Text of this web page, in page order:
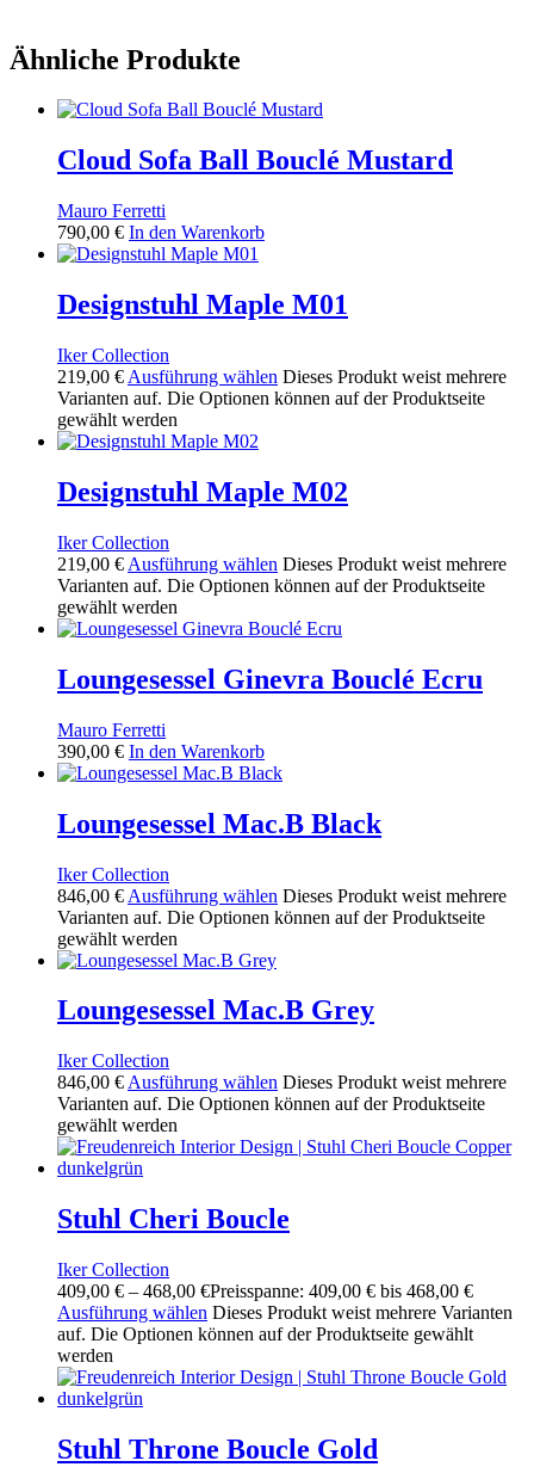
Ähnliche Produkte
Cloud Sofa Ball Bouclé Mustard
Mauro Ferretti
790,00 € In den Warenkorb
Designstuhl Maple M01
Iker Collection
219,00 € Ausführung wählen Dieses Produkt weist mehrere
Varianten auf. Die Optionen können auf der Produktseite
gewählt werden
Designstuhl Maple M02
Iker Collection
219,00 € Ausführung wählen Dieses Produkt weist mehrere
Varianten auf. Die Optionen können auf der Produktseite
gewählt werden
Loungesessel Ginevra Bouclé Ecru
Mauro Ferretti
390,00 € In den Warenkorb
Loungesessel Mac.B Black
Iker Collection
846,00 € Ausführung wählen Dieses Produkt weist mehrere
Varianten auf. Die Optionen können auf der Produktseite
gewählt werden
Loungesessel Mac.B Grey
Iker Collection
846,00 € Ausführung wählen Dieses Produkt weist mehrere
Varianten auf. Die Optionen können auf der Produktseite
gewählt werden
Stuhl Cheri Boucle
Iker Collection
409,00 € – 468,00 €Preisspanne: 409,00 € bis 468,00 €
Ausführung wählen Dieses Produkt weist mehrere Varianten
auf. Die Optionen können auf der Produktseite gewählt
werden
Stuhl Throne Boucle Gold